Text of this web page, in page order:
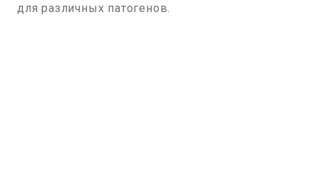
для различных патогенов.